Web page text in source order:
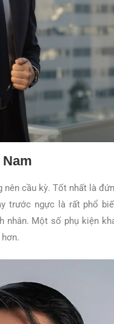
cầu kỳ. Tốt nhất là
trước ngực là rất phổ
Một số phụ kiện